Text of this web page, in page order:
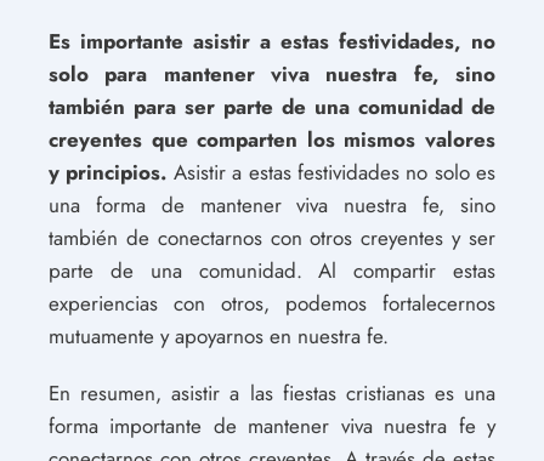
Es importante asistir a estas festividades, no
solo para mantener viva nuestra fe, sino
también para ser parte de una comunidad de
creyentes que comparten los mismos valores
y principios. Asistir a estas festividades no solo es
una forma de mantener viva nuestra fe, sino
también de conectarnos con otros creyentes y ser
parte de una comunidad. Al compartir estas
experiencias con otros, podemos fortalecernos
mutuamente y apoyarnos en nuestra fe.
En resumen, asistir a las fiestas cristianas es una
forma importante de mantener viva nuestra fe y